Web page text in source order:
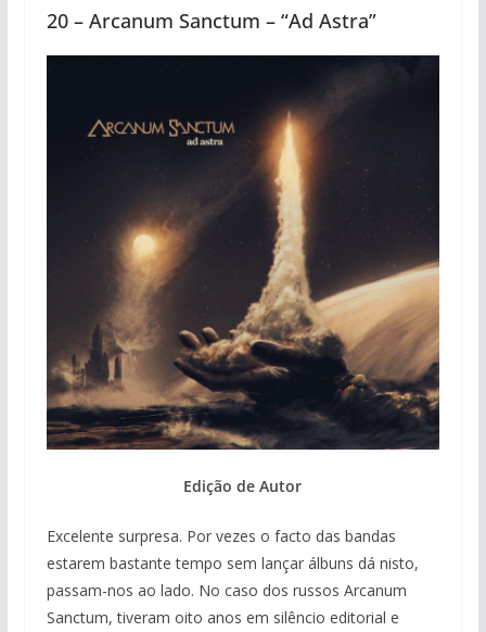
20 – Arcanum Sanctum – “Ad Astra”
Edição de Autor
Excelente surpresa. Por vezes o facto das bandas
estarem bastante tempo sem lançar álbuns dá nisto,
passam-nos ao lado. No caso dos russos Arcanum
Sanctum, tiveram oito anos em silêncio editorial e